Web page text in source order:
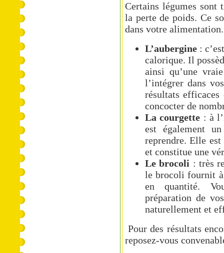
Certains légumes sont
la perte de poids. Ce
dans votre alimentation.
L’aubergine :
calorique. Il
ainsi qu’une
l’intégrer dans
résultats
concocter de
La courgette : à
est également
reprendre. Elle
et constitue une
Le brocoli : très
le brocoli fournit
en quantité.
préparation de
naturellement et
Pour des résultats
reposez-vous